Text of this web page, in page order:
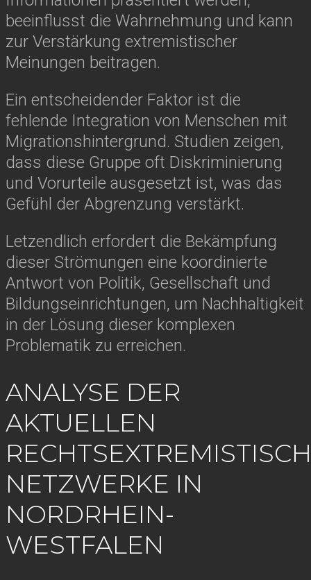
beeinflusst die Wahrnehmung und kann
zur Verstärkung extremistischer
Meinungen beitragen.
Ein entscheidender Faktor ist die
fehlende Integration von Menschen mit
Migrationshintergrund. Studien zeigen,
dass diese Gruppe oft Diskriminierung
und Vorurteile ausgesetzt ist, was das
Gefühl der Abgrenzung verstärkt.
Letzendlich erfordert die Bekämpfung
dieser Strömungen eine koordinierte
Antwort von Politik, Gesellschaft und
Bildungseinrichtungen, um Nachhaltigkeit
in der Lösung dieser komplexen
Problematik zu erreichen.
ANALYSE DER
AKTUELLEN
NETZWERKE IN
NORDRHEIN-
WESTFALEN